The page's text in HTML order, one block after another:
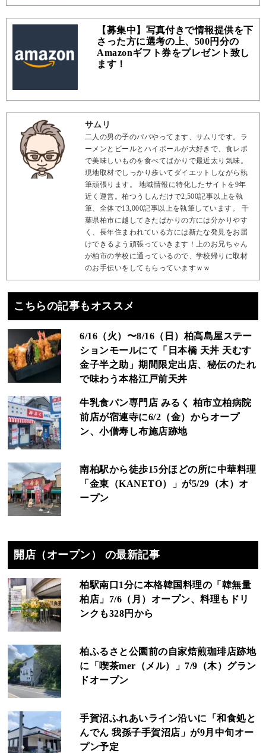
【募集中】写真付きで情報提供を下
さった方に選考の上、500円分の
Amazonギフト券をプレゼント致し
ます！
サムリ
二人の男の子のパパやってます、サムリです。ラ
ーメンとビールとハイボールが大好きで、食レポ
で美味しいものを食べてばかりで最近太り気味。
現地取材でしっかり歩いてダイエットしながら執
筆頑張ります。 地域情報に特化したサイトを9年
近く運営。柏つうしんだけで2,500記事以上を執
筆、全体で13,000記事以上を執筆しています。 千
葉県柏市に越してきたばかりの方には分かりやす
く、長年住まわれている方には新たな発見をお届
けできるよう頑張っていきます！上のお兄ちゃん
が柏市の学校に通っているので、学校帰りに取材
のお手伝いをしてもらっていますｗｗ
こちらの記事もオススメ
6/16（火）〜8/16（日）柏高島屋ステー
ションモールにて「日本橋 天丼 天むす
金子半之助」期間限定出店、秘伝のたれ
で味わう本格江戸前天丼
牛乳食パン専門店 みるく 柏市立柏病院
前店が宿連寺に6/2（金）からオープ
ン、小僧寿し布施店跡地
南柏駅から徒歩15分ほどの所に中華料理
「金東（KANETO）」が5/29（木）オ
ープン
開店（オープン） の最新記事
柏駅南口1分に本格韓国料理の「韓無量
柏店」7/6（月）オープン、料理もドリ
ンクも328円から
柏ふるさと公園前の自家焙煎珈琲店跡地
に「喫茶mer（メル）」7/9（木）グラン
ドオープン
手賀沼ふれあいライン沿いに「和食処と
んでん 我孫子手賀沼店」が9月中旬オー
プン予定